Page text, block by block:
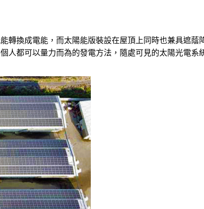
轉換成電能，而太陽能版裝設在屋頂上同時也兼具遮蔭
人都可以量力而為的發電方法，隨處可見的太陽光電系